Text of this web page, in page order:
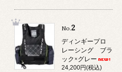
No.2
ディンギープロ
レーシング ブラ
ック×グレー
24,200円(税込)